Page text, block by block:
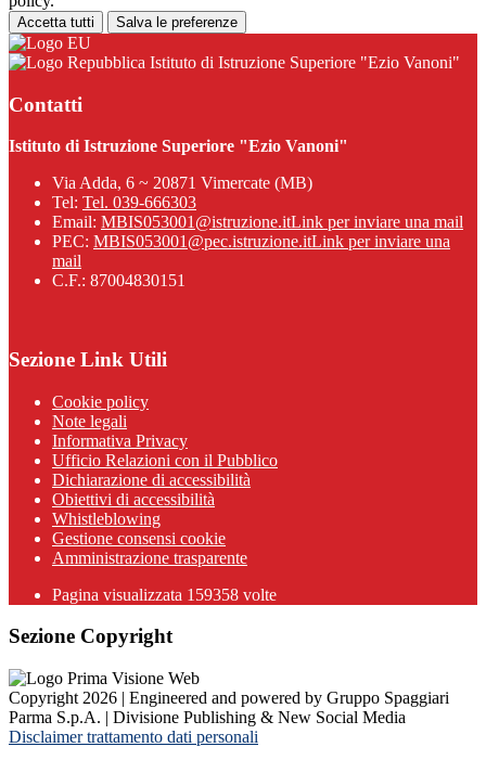
Accetta tutti Salva le preferenze
Istituto di Istruzione Superiore "Ezio Vanoni"
Contatti
Istituto di Istruzione Superiore "Ezio Vanoni"
Via Adda, 6 ~ 20871 Vimercate (MB)
Tel: Tel. 039-666303
Email: MBIS053001@istruzione.itLink per inviare una mail
PEC: MBIS053001@pec.istruzione.itLink per inviare una
mail
C.F.: 87004830151
Sezione Link Utili
Cookie policy
Note legali
Informativa Privacy
Ufficio Relazioni con il Pubblico
Dichiarazione di accessibilità
Obiettivi di accessibilità
Whistleblowing
Gestione consensi cookie
Amministrazione trasparente
Pagina visualizzata 159358 volte
Sezione Copyright
Copyright 2026 | Engineered and powered by Gruppo Spaggiari
Parma S.p.A. | Divisione Publishing & New Social Media
Disclaimer trattamento dati personali